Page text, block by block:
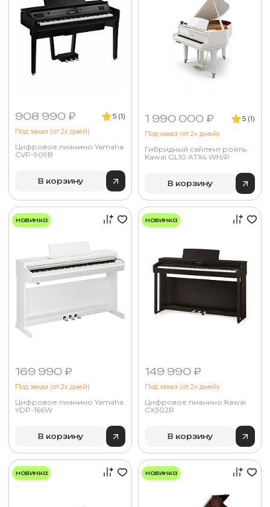
908 990 ₽ 5 (1)
Под заказ (от 2х дней)
Цифровое пианино Yamaha
CVP-909B
В корзину
1 990 000 ₽ 5 (1)
Под заказ (от 2х дней)
Гибридный сайлент рояль
Kawai GL10 ATX4 WH/P
В корзину
новинка
169 990 ₽
Под заказ (от 2х дней)
Цифровое пианино Yamaha
YDP-166W
В корзину
новинка
149 990 ₽
Под заказ (от 2х дней)
Цифровое пианино Kawai
CX302R
В корзину
новинка новинка